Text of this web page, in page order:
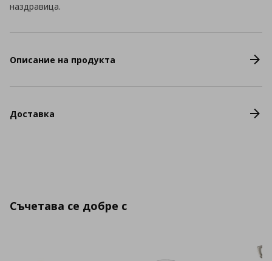
наздравица.
Описание на продукта
Доставка
Съчетава се добре с